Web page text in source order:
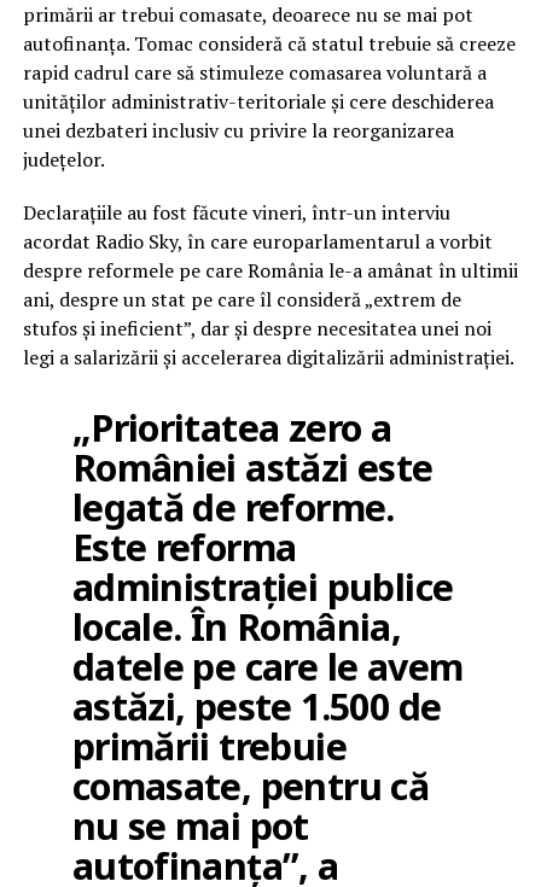
primării ar trebui comasate, deoarece nu se mai pot
autofinanța. Tomac consideră că statul trebuie să creeze
rapid cadrul care să stimuleze comasarea voluntară a
unităților administrativ-teritoriale și cere deschiderea
unei dezbateri inclusiv cu privire la reorganizarea
județelor.
Declarațiile au fost făcute vineri, într-un interviu
acordat Radio Sky, în care europarlamentarul a vorbit
despre reformele pe care România le-a amânat în ultimii
ani, despre un stat pe care îl consideră „extrem de
stufos și ineficient”, dar și despre necesitatea unei noi
legi a salarizării și accelerarea digitalizării administrației.
„Prioritatea zero a
României astăzi este
legată de reforme.
Este reforma
administrației publice
locale. În România,
datele pe care le avem
astăzi, peste 1.500 de
primării trebuie
comasate, pentru că
nu se mai pot
autofinanța”, a